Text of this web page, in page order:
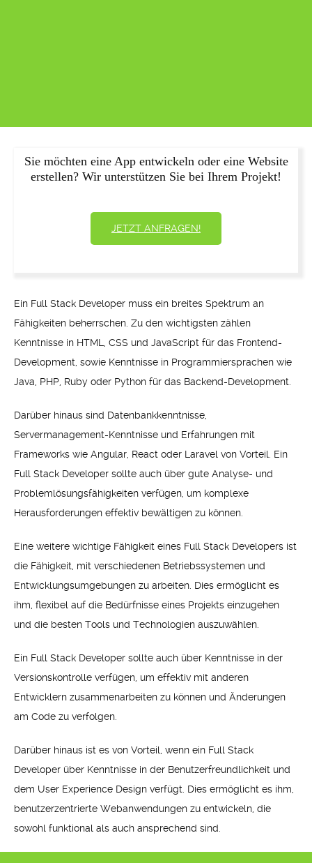
Sie möchten eine App entwickeln oder eine Website
erstellen? Wir unterstützen Sie bei Ihrem Projekt!
JETZT ANFRAGEN!
Ein Full Stack Developer muss ein breites Spektrum an
Fähigkeiten beherrschen. Zu den wichtigsten zählen
Kenntnisse in HTML, CSS und JavaScript für das Frontend-
Development, sowie Kenntnisse in Programmiersprachen wie
Java, PHP, Ruby oder Python für das Backend-Development.
Darüber hinaus sind Datenbankkenntnisse,
Servermanagement-Kenntnisse und Erfahrungen mit
Frameworks wie Angular, React oder Laravel von Vorteil. Ein
Full Stack Developer sollte auch über gute Analyse- und
Problemlösungsfähigkeiten verfügen, um komplexe
Herausforderungen effektiv bewältigen zu können.
Eine weitere wichtige Fähigkeit eines Full Stack Developers ist
die Fähigkeit, mit verschiedenen Betriebssystemen und
Entwicklungsumgebungen zu arbeiten. Dies ermöglicht es
ihm, flexibel auf die Bedürfnisse eines Projekts einzugehen
und die besten Tools und Technologien auszuwählen.
Ein Full Stack Developer sollte auch über Kenntnisse in der
Versionskontrolle verfügen, um effektiv mit anderen
Entwicklern zusammenarbeiten zu können und Änderungen
am Code zu verfolgen.
Darüber hinaus ist es von Vorteil, wenn ein Full Stack
Developer über Kenntnisse in der Benutzerfreundlichkeit und
dem User Experience Design verfügt. Dies ermöglicht es ihm,
benutzerzentrierte Webanwendungen zu entwickeln, die
sowohl funktional als auch ansprechend sind.